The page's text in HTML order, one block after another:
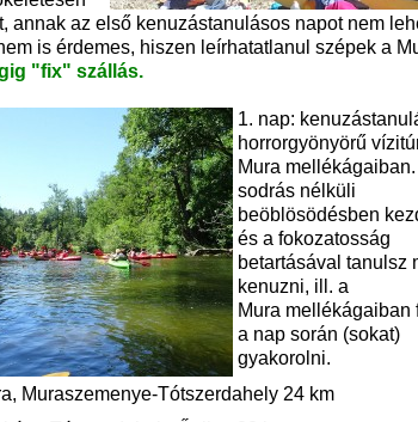
annak az első kenuzástanulásos napot nem
is érdemes, hiszen leírhatatlanul szépek a
"fix" szállás.
1. nap:
horrorgyönyörű
Mura
sodrás nélküli
beöblösödésben
és a fokozatosság
betartásával tanulsz
kenuzni, ill. a
Mura mellékágaiban
a nap során (sokat)
gyakorolni.
Muraszemenye-Tótszerdahely 24 km